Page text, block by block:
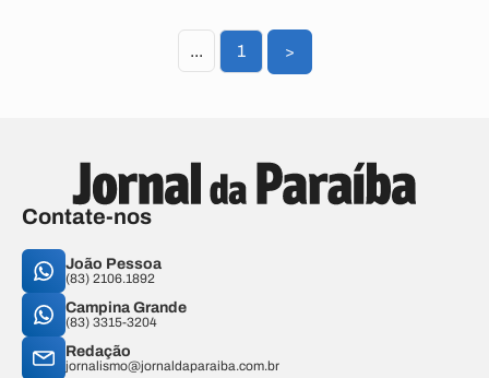
... 1 >
Contate-nos
João Pessoa
(83) 2106.1892
Campina Grande
(83) 3315-3204
Redação
jornalismo@jornaldaparaiba.com.br